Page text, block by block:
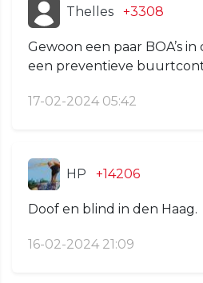
Thelles +3308
Gewoon een paar BOA’s
een preventieve
17-02-2024 05:42
HP +14206
Doof en blind in den Haag.
16-02-2024 21:09